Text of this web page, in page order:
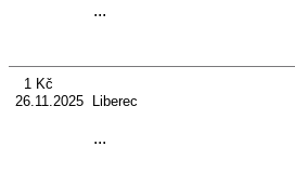
...
1 Kč
26.11.2025 Liberec
...